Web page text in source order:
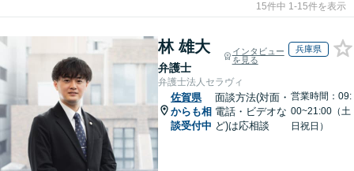
15件中 1-15件を表示
林 雄大
弁護士
インタビュー
を見る
兵庫県
弁護士法人セラヴィ
佐賀県
からも相
談受付中
面談方法(対面・
電話・ビデオな
ど)は応相談
営業時間：09:
00~21:00（土
日祝日）